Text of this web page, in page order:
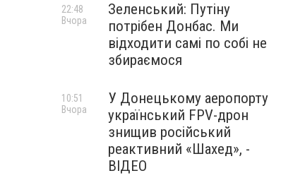
Зеленський: Путіну
потрібен Донбас. Ми
відходити самі по собі не
збираємося
22:48
Вчора
У Донецькому аеропорту
український FPV-дрон
знищив російський
реактивний «Шахед», -
ВІДЕО
10:51
Вчора